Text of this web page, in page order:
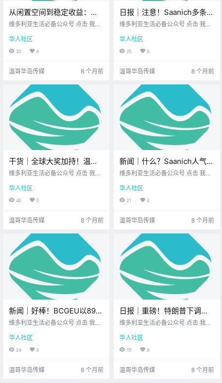
从闲置空间到稳定收益：独
立屋业主的聪明做法！
维多利亚生活必备公众号 点击 我在
想一直在你身边 高德建筑集团新屋
建筑项目 在房贷和生活成本都不断
上升的当下，越来越多Nanaimo的
华人社区
33 0
温哥华岛传媒 8 个月前
日报｜注意！Saanich多条道
路封路施工，将持续至明年
战，可获$100奖励！
维多利亚生活必备公众号 点击 我在
想一直在你身边 公元2025年11月12
日 农历9月23日 星期三 天蝎座 <
今日黄历 > 维多利亚本周气象预报
华人社区
25 0
温哥华岛传媒 8 个月前
干货｜全球大奖加持！温哥
华岛这家“野奢秘境”又上榜
维多利亚生活必备公众号 点击 我在
想一直在你身边 如果你最近看到 Fo
dor’s Travel公布的 全球最佳酒店榜
华人社区
40 0
温哥华岛传媒 8 个月前
新闻｜什么？Saanich人气拉
面店关门了！原址要开越南
不用开病假条啦！
维多利亚生活必备公众号 点击 我在
想一直在你身边 大家周三好呀~ 假
期后的 第一个工作日赶上周三 大家
华人社区
21 0
温哥华岛传媒 8 个月前
新闻｜好棒！BCGEU以89%
的支持率通过与省府的新协
50岁的火烈鸟Mango庆生
吧！
维多利亚生活必备公众号 点击 我在
想一直在你身边 大家周四好呀~ 这
一周也悄悄 走到后半段了 不妨跟博
华人社区
24 0
温哥华岛传媒 8 个月前
日报｜重磅！特朗普下调多
项食品关税！Sidney年度假
维多利亚生活必备公众号 点击 我在
华人社区
15 0
温哥华岛传媒 8 个月前